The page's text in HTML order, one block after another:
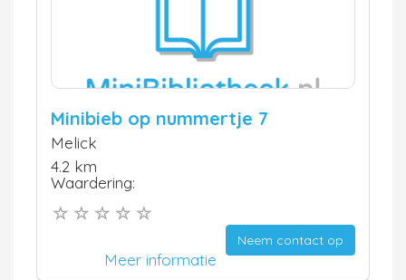
Minibieb op nummertje 7
Melick
4.2 km
Waardering:
Neem contact op
Meer informatie